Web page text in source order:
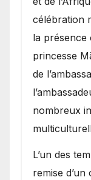
célébration
la présence
princesse
de
nombreux
​L’un des
remise